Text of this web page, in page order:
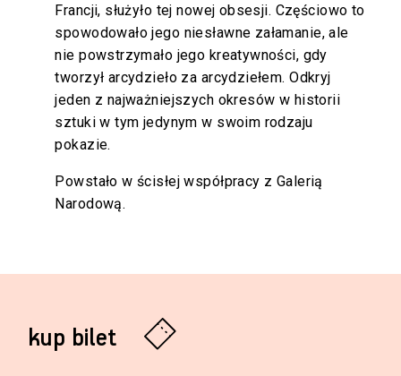
kup bilet
Francji, służyło tej nowej obsesji. Częściowo to
spowodowało jego niesławne załamanie, ale
nie powstrzymało jego kreatywności, gdy
tworzył arcydzieło za arcydziełem. Odkryj
jeden z najważniejszych okresów w historii
sztuki w tym jedynym w swoim rodzaju
pokazie.
Powstało w ścisłej współpracy z Galerią
Narodową.